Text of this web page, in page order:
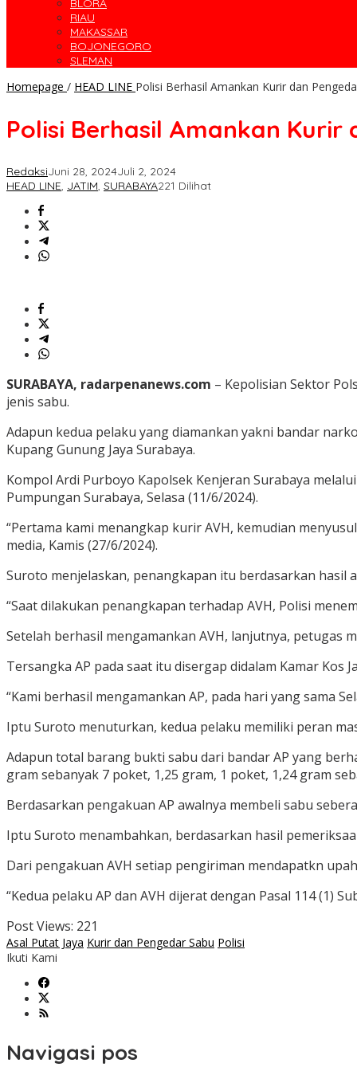
BLORA
RIAU
MAKASSAR
BOJONEGORO
SLEMAN
Homepage / HEAD LINE Polisi Berhasil Amankan Kurir dan
Polisi Berhasil Amankan
RedaksiJuni 28, 2024Juli 2, 2024
HEAD LINE, JATIM, SURABAYA221 Dilihat
SURABAYA, radarpenanews.com – Kepolisian Sektor
jenis sabu.
Adapun kedua pelaku yang diamankan yakni bandar
Kupang Gunung Jaya Surabaya.
Kompol Ardi Purboyo Kapolsek Kenjeran Surabaya
Pumpungan Surabaya, Selasa (11/6/2024).
“Pertama kami menangkap kurir AVH, kemudian
media, Kamis (27/6/2024).
Suroto menjelaskan, penangkapan itu berdasarkan hasil
“Saat dilakukan penangkapan terhadap AVH, Polisi
Setelah berhasil mengamankan AVH, lanjutnya, petugas
Tersangka AP pada saat itu disergap didalam Kamar Kos
“Kami berhasil mengamankan AP, pada hari yang sama
Iptu Suroto menuturkan, kedua pelaku memiliki peran
Adapun total barang bukti sabu dari bandar AP yang
gram sebanyak 7 poket, 1,25 gram, 1 poket, 1,24 gram
Berdasarkan pengakuan AP awalnya membeli sabu
Iptu Suroto menambahkan, berdasarkan hasil
Dari pengakuan AVH setiap pengiriman mendapatkn
“Kedua pelaku AP dan AVH dijerat dengan Pasal 114 (1)
Post Views: 221
Asal Putat Jaya Kurir dan Pengedar Sabu Polisi
Ikuti Kami
Navigasi pos